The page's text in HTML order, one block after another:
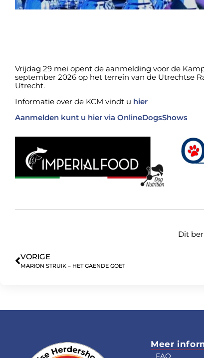
Vrijdag 29 mei opent de aanmelding voor de
september 2026 op het terrein van de Utrechtse
Utrecht.
Informatie over de KCM vindt u hier
Aanmelden kunt u hier via OnlineDogsShows
Dit
VORIGE
MARION STRUIK – HET GAENDE GOET
Meer
FAQ